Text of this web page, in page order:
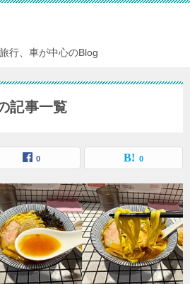
行、車が中心のBlog
記事一覧
0 0